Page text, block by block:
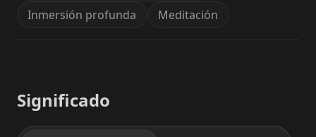
Inmersión profunda
Meditación
Significado